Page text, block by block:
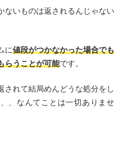
ないものは返されるんじゃない
に値段がつかなかった場合でも
らうことが可能です。
されて結局めんどうな処分をし
、なんてことは一切ありませ